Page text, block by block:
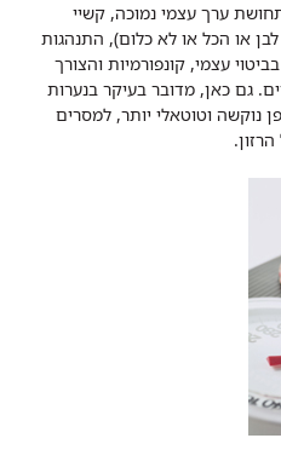
ערך עצמי נמוכה, קשיי
או הכל או לא כלום), התנהגות
עצמי, קונפורמיות והצורך
גם כאן, מדובר בעיקר בנערות
נוקשה וטוטאלי יותר, למסרים